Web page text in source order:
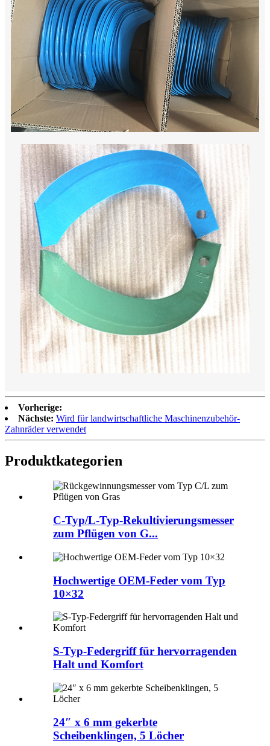
Vorherige:
Nächste: Wird für landwirtschaftliche Maschinenzubehör-
Zahnräder verwendet
Produktkategorien
C-Typ/L-Typ-Rekultivierungsmesser
zum Pflügen von G...
Hochwertige OEM-Feder vom Typ
10×32
S-Typ-Federgriff für hervorragenden
Halt und Komfort
24″ x 6 mm gekerbte
Scheibenklingen, 5 Löcher